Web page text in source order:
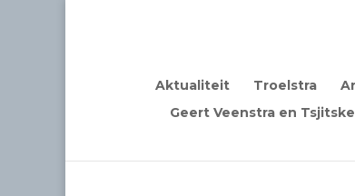
Aktualiteit Troelstra
Geert Veenstra en